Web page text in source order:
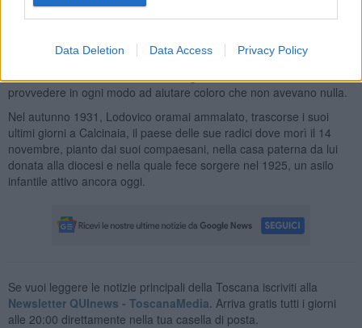
Data Deletion Data Access Privacy Policy
A nome della San Vincenzo(era entrato a farne parte nel 1894) e
coadiuvato dai suoi confratelli, innumerevoli volte Coccapani si
provvedere in ogni modo ad aiutare coloro che non avevano nulla.
Nel autunno 1931, Lodovico oramai ammalato, trascorse i suoi
ultimi giorni a Calcinaia, il paese delle sue radici dove morì il 14
novembre, pianto dai suoi compaesani, nella casa paterna da lui
donata alla diocesi e nella quale fece sorgere nel 1925, un asilo
infantile attivo ancora oggi.
Se vuoi leggere le notizie principali della Toscana iscriviti alla
Newsletter QUInews - ToscanaMedia. Arriva gratis tutti i giorni
alle 20:00 direttamente nella tua casella di posta.